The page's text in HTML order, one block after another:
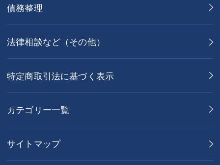
債務整理
法律相談など（その他）
特定商取引法に基づく表示
カテゴリー一覧
サイトマップ